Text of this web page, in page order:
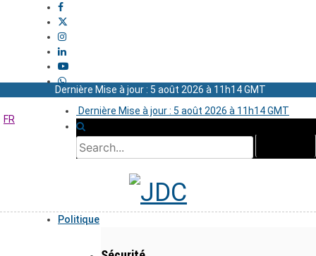
Dernière Mise à jour : 5 août 2026 à 11h14 GMT
Dernière Mise à jour : 5 août 2026 à 11h14 GMT
FR
Politique